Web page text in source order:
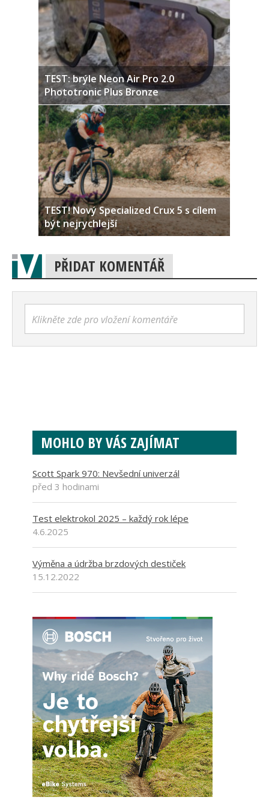
TEST: brýle Neon Air Pro 2.0
Phototronic Plus Bronze
TEST! Nový Specialized Crux 5 s cílem
být nejrychlejší
PŘIDAT KOMENTÁŘ
Klikněte zde pro vložení komentáře
MOHLO BY VÁS ZAJÍMAT
Scott Spark 970: Nevšední univerzál
před 3 hodinami
Test elektrokol 2025 – každý rok lépe
4.6.2025
Výměna a údržba brzdových destiček
15.12.2022